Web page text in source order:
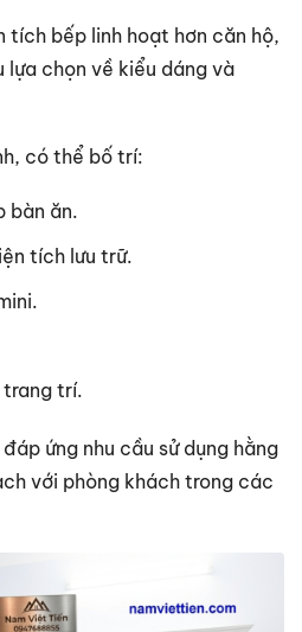
tích bếp linh hoạt hơn căn hộ,
lựa chọn về kiểu dáng và
có thể bố trí:
bàn ăn.
tích lưu trữ.
trang trí.
ứng nhu cầu sử dụng hằng
với phòng khách trong các